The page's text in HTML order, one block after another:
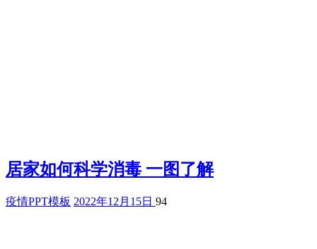
居家如何科学消毒 一图了解
疫情PPT模板 2022年12月15日 94